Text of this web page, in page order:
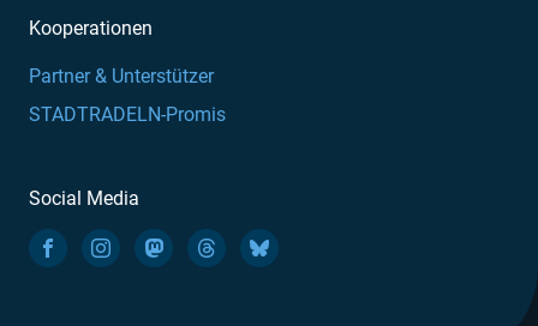
Kooperationen
Partner & Unterstützer
STADTRADELN-Promis
Social Media